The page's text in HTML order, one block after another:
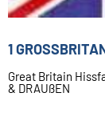
1
Great Britain
& DRAUßEN